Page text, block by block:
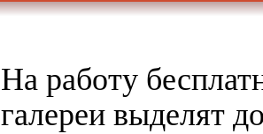
На работу
галереи выделят